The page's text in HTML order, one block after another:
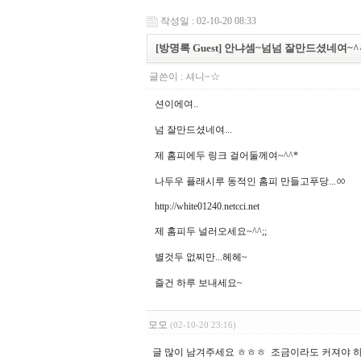
작성일 : 02-10-20 08:33
[방명록 Guest] 안냐셈~넘넘 잘만드셨네여
글쓴이 : 셔니~☆
션이에여..
넘 잘만드셨네여...
제 홈피에두 링크 걸어둘께여~^^*
나두우 플래시루 동적인 홈피 만들고푸당...ㆀ
http://white01240.netcci.net
제 홈피두 널러오세요~^^;;
별것두 없찌만...헤헤~
즐건 하루 보내세요~
모모 (02-10-20 23:16)
글 많이 남겨주세요 ㅎㅎㅎ 조금이라도 커져야